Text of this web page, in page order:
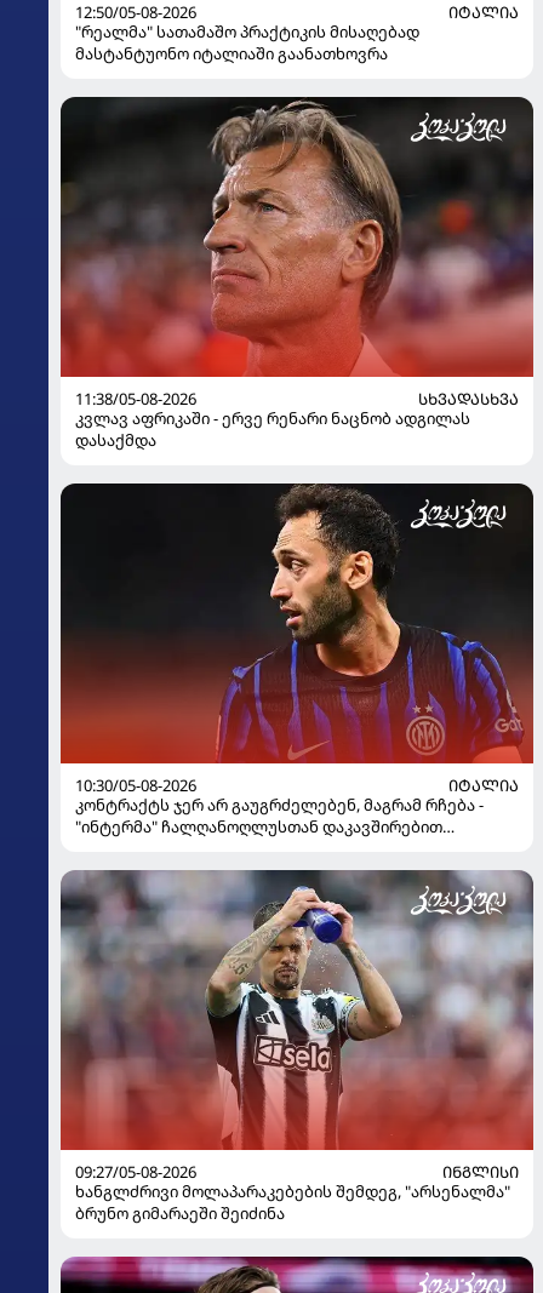
12:50/05-08-2026
ᲘᲢᲐᲚᲘᲐ
"რეალმა" სათამაშო პრაქტიკის მისაღებად
მასტანტუონო იტალიაში გაანათხოვრა
11:38/05-08-2026
ᲡᲮᲕᲐᲓᲐᲡᲮᲕᲐ
კვლავ აფრიკაში - ერვე რენარი ნაცნობ ადგილას
დასაქმდა
10:30/05-08-2026
ᲘᲢᲐᲚᲘᲐ
კონტრაქტს ჯერ არ გაუგრძელებენ, მაგრამ რჩება -
"ინტერმა" ჩალღანოღლუსთან დაკავშირებით
09:27/05-08-2026
ᲘᲜᲒᲚᲘᲡᲘ
ხანგლძრივი მოლაპარაკებების შემდეგ, "არსენალმა"
ბრუნო გიმარაეში შეიძინა